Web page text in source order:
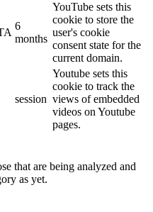
6
months
YouTube sets this
cookie to store the
user's cookie
consent state for the
current domain.
session
Youtube sets this
cookie to track the
views of embedded
videos on Youtube
pages.
that are being analyzed and
as yet.